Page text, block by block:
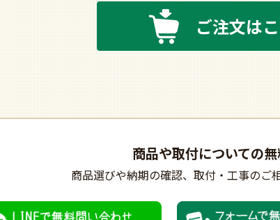
ご注文は
商品や取付についての
商品選びや納期の確認、 取付・工事のご